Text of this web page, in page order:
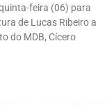
feira (06) para
de Lucas Ribeiro a
do MDB, Cícero